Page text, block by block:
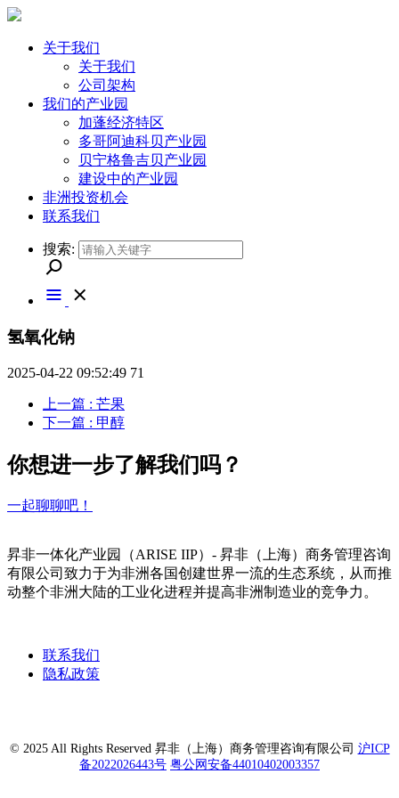
关于我们
关于我们
公司架构
我们的产业园
加蓬经济特区
多哥阿迪科贝产业园
贝宁格鲁吉贝产业园
建设中的产业园
非洲投资机会
联系我们
搜索:
氢氧化钠
2025-04-22 09:52:49 71
上一篇 : 芒果
下一篇 : 甲醇
你想进一步了解我们吗？
一起聊聊吧！
昇非一体化产业园（ARISE IIP）- 昇非（上海）商务管理咨询
有限公司致力于为非洲各国创建世界一流的生态系统，从而推
动整个非洲大陆的工业化进程并提高非洲制造业的竞争力。
联系我们
隐私政策
© 2025 All Rights Reserved 昇非（上海）商务管理咨询有限公司 沪ICP
备2022026443号 粤公网安备44010402003357